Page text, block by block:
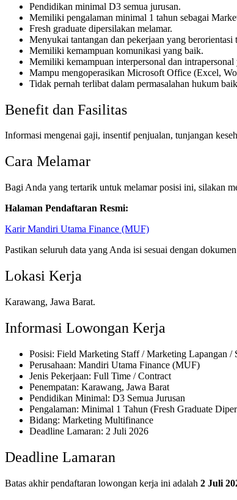
Pendidikan minimal D3 semua jurusan.
Memiliki pengalaman minimal 1 tahun sebagai
Fresh graduate dipersilakan melamar.
Menyukai tantangan dan pekerjaan yang berorientasi
Memiliki kemampuan komunikasi yang baik.
Memiliki kemampuan interpersonal dan intrapersonal
Mampu mengoperasikan Microsoft Office (Excel,
Tidak pernah terlibat dalam permasalahan hukum
Benefit dan Fasilitas
Informasi mengenai gaji, insentif penjualan, tunjangan
Cara Melamar
Bagi Anda yang tertarik untuk melamar posisi ini, silakan
Halaman Pendaftaran Resmi:
Karir Mandiri Utama Finance (MUF)
Pastikan seluruh data yang Anda isi sesuai dengan
Lokasi Kerja
Karawang, Jawa Barat.
Informasi Lowongan Kerja
Posisi: Field Marketing Staff / Marketing Lapangan
Perusahaan: Mandiri Utama Finance (MUF)
Jenis Pekerjaan: Full Time / Contract
Penempatan: Karawang, Jawa Barat
Pendidikan Minimal: D3 Semua Jurusan
Pengalaman: Minimal 1 Tahun (Fresh Graduate
Bidang: Marketing Multifinance
Deadline Lamaran: 2 Juli 2026
Deadline Lamaran
Batas akhir pendaftaran lowongan kerja ini adalah 2 Juli